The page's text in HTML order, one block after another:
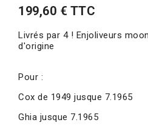
199,60 € TTC
Livrés par 4 ! Enjoliveurs
d'origine
Pour :
Cox de 1949 jusque 7.1965
Ghia jusque 7.1965